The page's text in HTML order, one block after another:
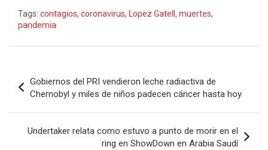
Tags: contagios, coronavirus, Lopez Gatell , muertes,
pandemia
de
entradas
Gobiernos del PRI vendieron leche radiactiva de
Chernobyl y miles de niños padecen cáncer hasta hoy
Undertaker relata como estuvo a punto de morir en el
ring en ShowDown en Arabia Saudí